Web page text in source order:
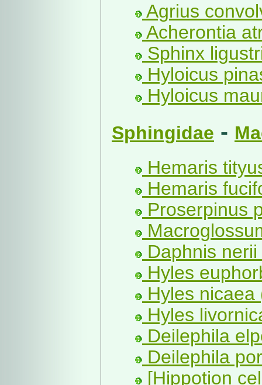
Agrius
Acherontia
Sphinx
Hyloicus
Hyloicus
Sphingidae -
Hemaris
Hemaris
Proserpinus
Daphnis
Hyles
Hyles nicaea
Hyles
Deilephila
Deilephila
[Hippotion